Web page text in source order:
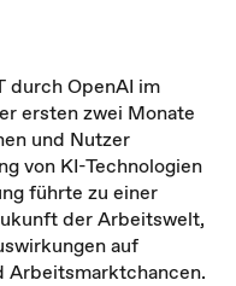
durch OpenAI im
ersten zwei Monate
und Nutzer
von KI-Technologien
führte zu einer
der Arbeitswelt,
auf
Arbeitsmarktchancen.